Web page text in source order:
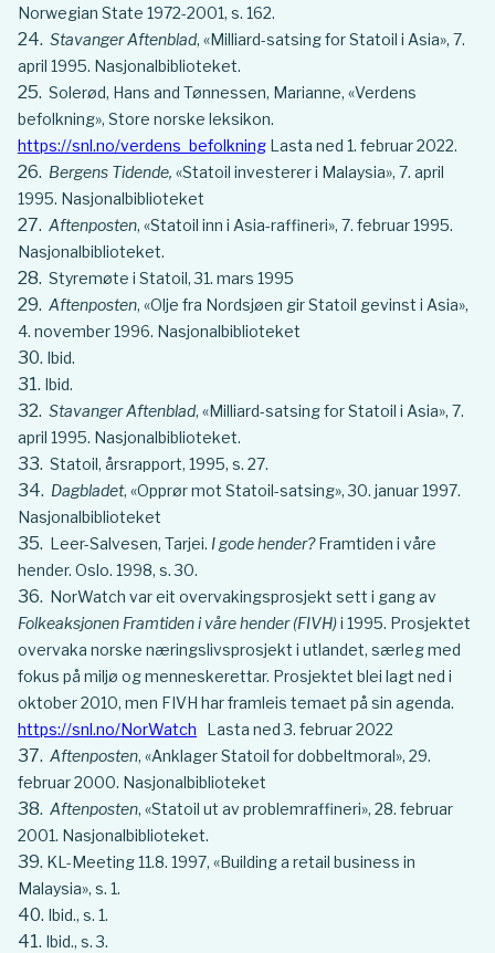
Norwegian State 1972-2001, s. 162.
Stavanger Aftenblad, «Milliard-satsing for Statoil i Asia», 7.
april 1995. Nasjonalbiblioteket.
Solerød, Hans and Tønnessen, Marianne, «Verdens
befolkning», Store norske leksikon.
https://snl.no/verdens_befolkning Lasta ned 1. februar 2022.
Bergens Tidende, «Statoil investerer i Malaysia», 7. april
1995. Nasjonalbiblioteket
Aftenposten, «Statoil inn i Asia-raffineri», 7. februar 1995.
Nasjonalbiblioteket.
Styremøte i Statoil, 31. mars 1995
Aftenposten, «Olje fra Nordsjøen gir Statoil gevinst i Asia»,
4. november 1996. Nasjonalbiblioteket
Ibid.
Ibid.
Stavanger Aftenblad, «Milliard-satsing for Statoil i Asia», 7.
april 1995. Nasjonalbiblioteket.
Statoil, årsrapport, 1995, s. 27.
Dagbladet, «Opprør mot Statoil-satsing», 30. januar 1997.
Nasjonalbiblioteket
Leer-Salvesen, Tarjei. I gode hender?Framtiden i våre
hender. Oslo. 1998, s. 30.
NorWatch var eit overvakingsprosjekt sett i gang av
Folkeaksjonen Framtiden i våre hender (FIVH)i 1995. Prosjektet
overvaka norske næringslivsprosjekt i utlandet, særleg med
fokus på miljø og menneskerettar. Prosjektet blei lagt ned i
oktober 2010, men FIVH har framleis temaet på sin agenda.
https://snl.no/NorWatch Lasta ned 3. februar 2022
Aftenposten, «Anklager Statoil for dobbeltmoral», 29.
februar 2000. Nasjonalbiblioteket
Aftenposten, «Statoil ut av problemraffineri», 28. februar
2001. Nasjonalbiblioteket.
KL-Meeting 11.8. 1997, «Building a retail business in
Malaysia», s. 1.
Ibid., s. 1.
Ibid., s. 3.